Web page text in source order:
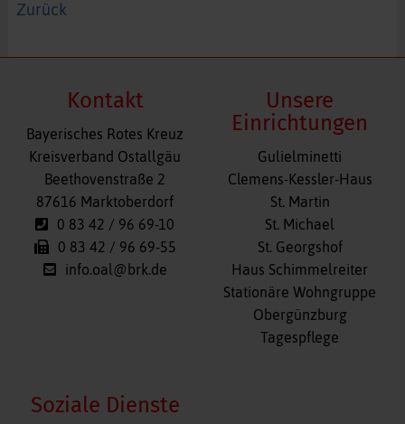
Zurück
Kontakt
Bayerisches Rotes Kreuz
Kreisverband Ostallgäu
Beethovenstraße 2
87616 Marktoberdorf
0 83 42 / 96 69-10
0 83 42 / 96 69-55
info.oal@brk.de
Unsere
Einrichtungen
Navigation
überspringen
Gulielminetti
Clemens-Kessler-Haus
St. Martin
St. Michael
St. Georgshof
Haus Schimmelreiter
Stationäre Wohngruppe
Obergünzburg
Tagespflege
Soziale Dienste